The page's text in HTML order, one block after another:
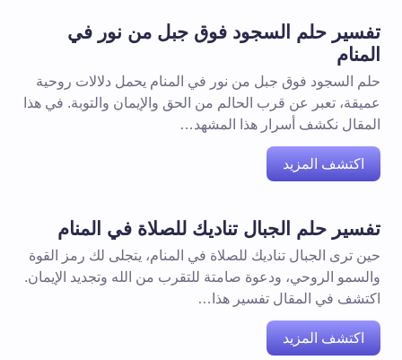
تفسير حلم السجود فوق جبل من نور في
المنام
حلم السجود فوق جبل من نور في المنام يحمل دلالات روحية
عميقة، تعبر عن قرب الحالم من الحق والإيمان والتوبة. في هذا
المقال نكشف أسرار هذا المشهد…
اكتشف المزيد
تفسير حلم الجبال تناديك للصلاة في المنام
حين ترى الجبال تناديك للصلاة في المنام، يتجلى لك رمز القوة
والسمو الروحي، ودعوة صامتة للتقرب من الله وتجديد الإيمان.
اكتشف في المقال تفسير هذا…
اكتشف المزيد